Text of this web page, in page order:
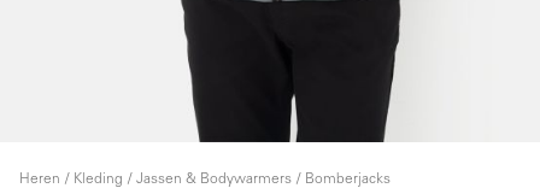
Heren Kleding Jassen & Bodywarmers Bomberjacks